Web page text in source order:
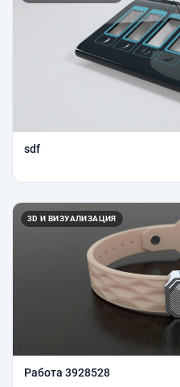
sdf
3D И ВИЗУАЛИЗАЦИЯ
Работа 3928528